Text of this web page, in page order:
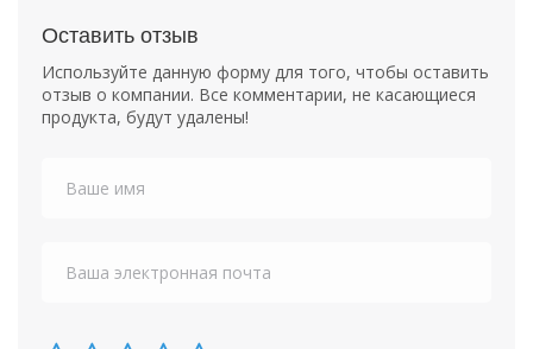
Оставить отзыв
Используйте данную форму для того, чтобы оставить
отзыв о компании. Все комментарии, не касающиеся
продукта, будут удалены!